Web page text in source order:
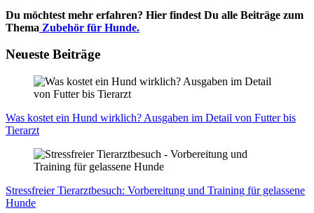
Du möchtest mehr erfahren? Hier findest Du alle Beiträge zum
Thema Zubehör für Hunde.
Neueste Beiträge
Was kos­tet ein Hund wirk­lich? Aus­ga­ben im Detail von Fut­ter bis
Tier­arzt
Stress­frei­er Tier­arzt­be­such: Vor­be­rei­tung und Trai­ning für gelas­se­ne
Hun­de